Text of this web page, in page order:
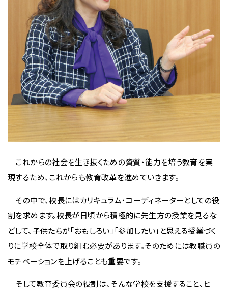
これからの社会を生き抜くための資質・能力を培う教育を実
現するため、これからも教育改革を進めていきます。
その中で、校長にはカリキュラム・コーディネーターとしての役
割を求めます。校長が日頃から積極的に先生方の授業を見るな
どして、子供たちが「おもしろい」「参加したい」と思える授業づく
りに学校全体で取り組む必要があります。そのためには教職員の
モチベーションを上げることも重要です。
そして教育委員会の役割は、そんな学校を支援すること、ヒ